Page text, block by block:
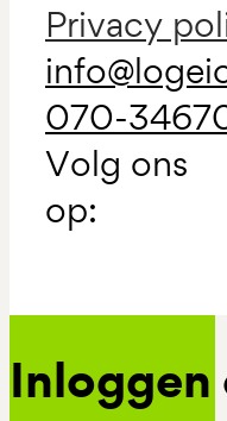
Privacy
070-
Volg ons
op: